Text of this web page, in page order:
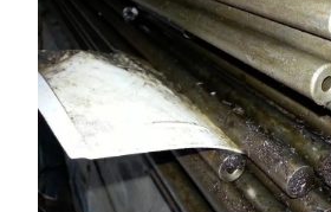
ОТЗЫВЫ
О НАС
БЛОГ
КОНТАКТЫ